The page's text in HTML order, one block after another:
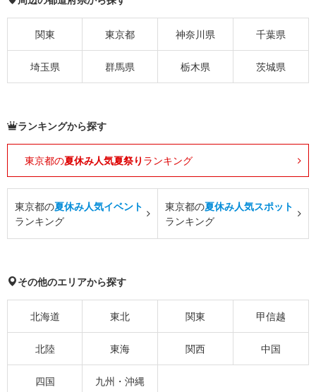
関東 東京都 神奈川県 千葉県
埼玉県 群馬県 栃木県 茨城県
ランキングから探す
東京都の夏休み人気夏祭り ランキング
東京都の夏休み人気イベント
ランキング
東京都の夏休み人気スポット
ランキング
その他のエリアから探す
北海道 東北 関東 甲信越
北陸 東海 関西 中国
四国 九州・沖縄